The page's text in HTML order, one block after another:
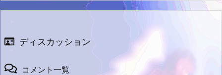
ディスカッション
コメント一覧